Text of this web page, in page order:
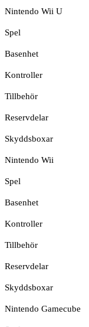
Nintendo Wii U
Spel
Basenhet
Kontroller
Tillbehör
Reservdelar
Skyddsboxar
Nintendo Wii
Spel
Basenhet
Kontroller
Tillbehör
Reservdelar
Skyddsboxar
Nintendo Gamecube